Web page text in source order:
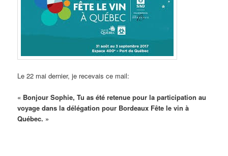
Le 22 mai dernier, je recevais ce mail:
« Bonjour Sophie, Tu as été retenue pour la participation au
voyage dans la délégation pour Bordeaux Fête le vin à
Québec. »